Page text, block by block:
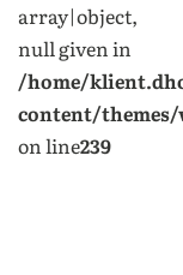
array|object,
null given in
/home/
content/
on line239